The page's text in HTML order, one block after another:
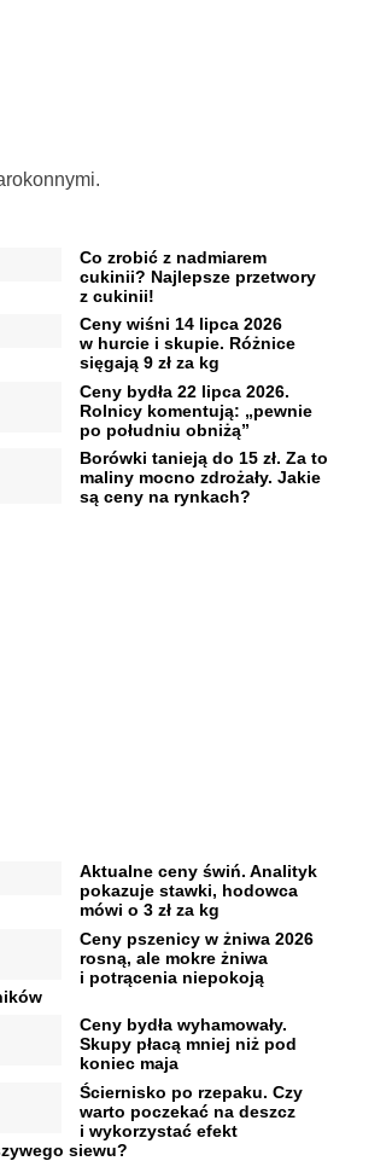
Co zrobić z nadmiarem
cukinii? Najlepsze przetwory
z cukinii!
Ceny wiśni 14 lipca 2026
w hurcie i skupie. Różnice
sięgają 9 zł za kg
Ceny bydła 22 lipca 2026.
Rolnicy komentują: „pewnie
po południu obniżą”
Borówki tanieją do 15 zł. Za to
maliny mocno zdrożały. Jakie
są ceny na rynkach?
Aktualne ceny świń. Analityk
pokazuje stawki, hodowca
mówi o 3 zł za kg
Ceny pszenicy w żniwa 2026
rosną, ale mokre żniwa
i potrącenia niepokoją
Ceny bydła wyhamowały.
Skupy płacą mniej niż pod
koniec maja
Ściernisko po rzepaku. Czy
warto poczekać na deszcz
i wykorzystać efekt
siewu?